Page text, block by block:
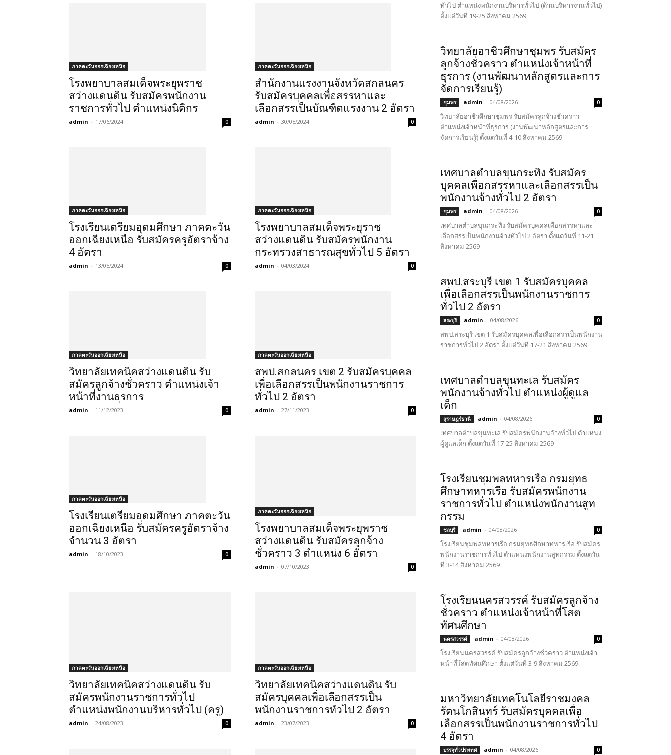
ภาคตะวันออกเฉียงเหนือ
โรงพยาบาลสมเด็จพระยุพราช
สว่างแดนดิน รับสมัครพนักงาน
ราชการทั่วไป ตำแหน่งนิติกร
admin - 17/06/2024 0
ภาคตะวันออกเฉียงเหนือ
สำนักงานแรงงานจังหวัดสกลนคร
รับสมัครบุคคลเพื่อสรรหาและ
เลือกสรรเป็นบัณฑิตแรงงาน 2 อัตรา
admin - 30/05/2024 0
ภาคตะวันออกเฉียงเหนือ
โรงเรียนเตรียมอุดมศึกษา ภาคตะวัน
ออกเฉียงเหนือ รับสมัครครูอัตราจ้าง
4 อัตรา
admin - 13/05/2024 0
ภาคตะวันออกเฉียงเหนือ
โรงพยาบาลสมเด็จพระยุราช
สว่างแดนดิน รับสมัครพนักงาน
กระทรวงสาธารณสุขทั่วไป 5 อัตรา
admin - 04/03/2024 0
ภาคตะวันออกเฉียงเหนือ
วิทยาลัยเทคนิคสว่างแดนดิน รับ
สมัครลูกจ้างชั่วคราว ตำแหน่งเจ้า
หน้าที่งานธุรการ
admin - 11/12/2023 0
ภาคตะวันออกเฉียงเหนือ
สพป.สกลนคร เขต 2 รับสมัครบุคคล
เพื่อเลือกสรรเป็นพนักงานราชการ
ทั่วไป 2 อัตรา
admin - 27/11/2023 0
ภาคตะวันออกเฉียงเหนือ
โรงเรียนเตรียมอุดมศึกษา ภาคตะวัน
ออกเฉียงเหนือ รับสมัครครูอัตราจ้าง
จำนวน 3 อัตรา
admin - 18/10/2023 0
ภาคตะวันออกเฉียงเหนือ
โรงพยาบาลสมเด็จพระยุพราช
สว่างแดนดิน รับสมัครลูกจ้าง
ชั่วคราว 3 ตำแหน่ง 6 อัตรา
admin - 07/10/2023 0
ภาคตะวันออกเฉียงเหนือ
วิทยาลัยเทคนิคสว่างแดนดิน รับ
สมัครพนักงานราชการทั่วไป
ตำแหน่งพนักงานบริหารทั่วไป (ครู)
admin - 24/08/2023 0
ภาคตะวันออกเฉียงเหนือ
วิทยาลัยเทคนิคสว่างแดนดิน รับ
สมัครบุคคลเพื่อเลือกสรรเป็น
พนักงานราชการทั่วไป 2 อัตรา
admin - 23/07/2023 0
ทั่วไป ตำแหน่งพนักงานบริหารทั่วไป (ด้านบริหารงานทั่วไป)
ตั้งแต่วันที่ 19-25 สิงหาคม 2569
วิทยาลัยอาชีวศึกษาชุมพร รับสมัคร
ลูกจ้างชั่วคราว ตำแหน่งเจ้าหน้าที่
ธุรการ (งานพัฒนาหลักสูตรและการ
จัดการเรียนรู้)
ชุมพร admin - 04/08/2026 0
วิทยาลัยอาชีวศึกษาชุมพร รับสมัครลูกจ้างชั่วคราว
ตำแหน่งเจ้าหน้าที่ธุรการ (งานพัฒนาหลักสูตรและการ
จัดการเรียนรู้) ตั้งแต่วันที่ 4-10 สิงหาคม 2569
เทศบาลตำบลขุนกระทิง รับสมัคร
บุคคลเพื่อกสรรหาและเลือกสรรเป็น
พนักงานจ้างทั่วไป 2 อัตรา
ชุมพร admin - 04/08/2026 0
เทศบาลตำบลขุนกระทิง รับสมัครบุคคลเพื่อกสรรหาและ
เลือกสรรเป็นพนักงานจ้างทั่วไป 2 อัตรา ตั้งแต่วันที่ 11-21
สิงหาคม 2569
สพป.สระบุรี เขต 1 รับสมัครบุคคล
เพื่อเลือกสรรเป็นพนักงานราชการ
ทั่วไป 2 อัตรา
สระบุรี admin - 04/08/2026 0
สพป.สระบุรี เขต 1 รับสมัครบุคคลเพื่อเลือกสรรเป็นพนักงาน
ราชการทั่วไป 2 อัตรา ตั้งแต่วันที่ 17-21 สิงหาคม 2569
เทศบาลตำบลขุนทะเล รับสมัคร
พนักงานจ้างทั่วไป ตำแหน่งผู้ดูแล
เด็ก
สุราษฎร์ธานี admin - 04/08/2026 0
เทศบาลตำบลขุนทะเล รับสมัครพนักงานจ้างทั่วไป ตำแหน่ง
ผู้ดูแลเด็ก ตั้งแต่วันที่ 17-25 สิงหาคม 2569
โรงเรียนชุมพลทหารเรือ กรมยุทธ
ศึกษาทหารเรือ รับสมัครพนักงาน
ราชการทั่วไป ตำแหน่งพนักงานสูท
กรรม
ชลบุรี admin - 04/08/2026 0
โรงเรียนชุมพลทหารเรือ กรมยุทธศึกษาทหารเรือ รับสมัคร
พนักงานราชการทั่วไป ตำแหน่งพนักงานสูทกรรม ตั้งแต่วัน
ที่ 3-14 สิงหาคม 2569
โรงเรียนนครสวรรค์ รับสมัครลูกจ้าง
ชั่วคราว ตำแหน่งเจ้าหน้าที่โสต
ทัศนศึกษา
นครสวรรค์ admin - 04/08/2026 0
โรงเรียนนครสวรรค์ รับสมัครลูกจ้างชั่วคราว ตำแหน่งเจ้า
หน้าที่โสตทัศนศึกษา ตั้งแต่วันที่ 3-9 สิงหาคม 2569
มหาวิทยาลัยเทคโนโลยีราชมงคล
รัตนโกสินทร์ รับสมัครบุคคลเพื่อ
เลือกสรรเป็นพนักงานราชการทั่วไป
4 อัตรา
บรรจุทั่วประเทศ admin - 04/08/2026 0